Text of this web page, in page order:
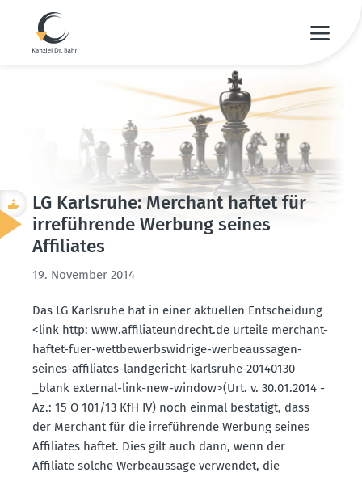
LG Karlsruhe: Merchant haftet für
irrefüh­rende Werbung seines
Affiliates
19. November 2014
Das LG Karlsruhe hat in einer aktuellen Entscheidung
<link http: www.​affilia­teund­recht.​de urteile merchant-
haftet-fuer-wettbe­werbs­widrige-werbe­aus­sagen-
seines-affiliates-landge­richt-karlsruhe-20140130
_blank external-link-new-window>(Urt. v. 30.01.2014 -
Az.: 15 O 101/13 KfH IV) noch einmal bestätigt, dass
der Merchant für die irrefüh­rende Werbung seines
Affiliates haftet. Dies gilt auch dann, wenn der
Affiliate solche Werbe­aussage verwendet, die